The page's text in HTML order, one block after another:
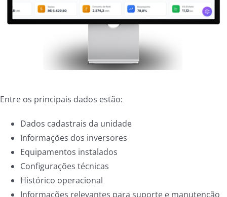
Entre os principais dados estão:
Dados cadastrais da unidade
Informações dos inversores
Equipamentos instalados
Configurações técnicas
Histórico operacional
Informações relevantes para suporte e manutenção